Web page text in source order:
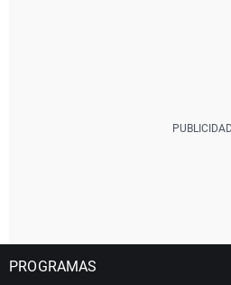
PROGRAMAS